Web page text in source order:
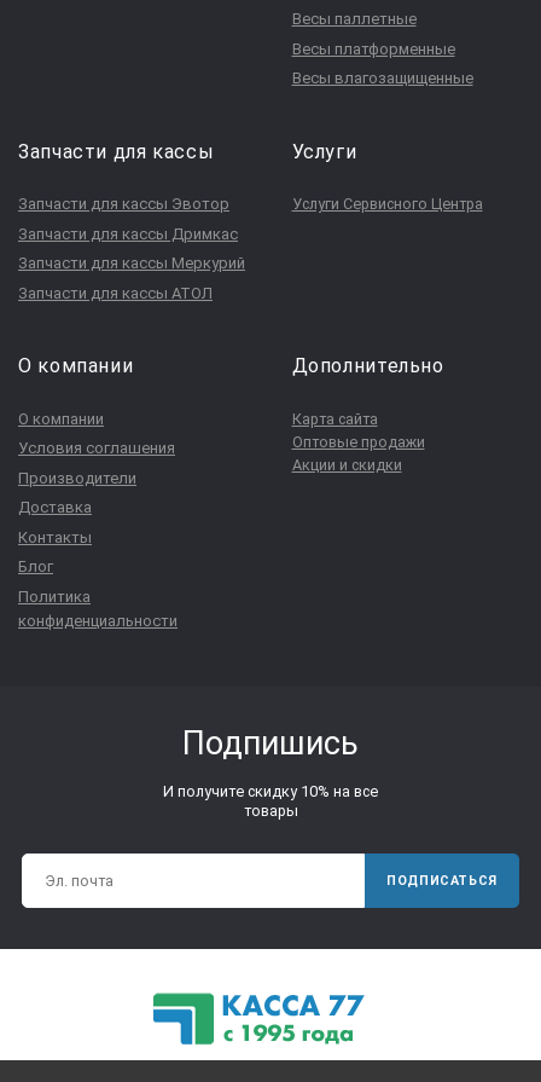
Весы паллетные
Весы платформенные
Весы влагозащищенные
Запчасти для кассы
Запчасти для кассы Эвотор
Запчасти для кассы Дримкас
Запчасти для кассы Меркурий
Запчасти для кассы АТОЛ
Услуги
Услуги Сервисного Центра
О компании
О компании
Условия соглашения
Производители
Доставка
Контакты
Блог
Политика
конфиденциальности
Дополнительно
Карта сайта
Оптовые продажи
Акции и скидки
Подпишись
И получите скидку 10% на все
товары
ПОДПИСАТЬСЯ